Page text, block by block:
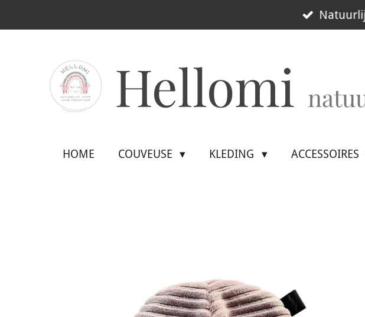
direct
hoofdinhoud
Hellomi
HOME COUVEUSE KLEDING ACCESSOIRES